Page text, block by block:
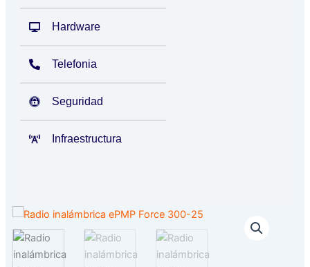
Hardware
Telefonia
Seguridad
Infraestructura